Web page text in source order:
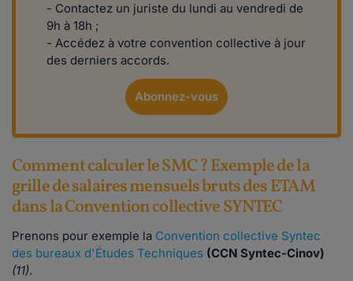
- Contactez un juriste du lundi au vendredi de
9h à 18h ;
- Accédez à votre convention collective à jour
des derniers accords.
Abonnez-vous
Comment calculer le SMC ? Exemple de la
grille de salaires mensuels bruts des ETAM
dans la Convention collective SYNTEC
Prenons pour exemple la Convention collective Syntec
des bureaux d'Études Techniques (CCN Syntec-Cinov)
(11).